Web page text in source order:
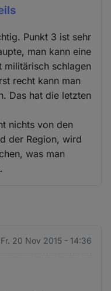
Punkt 3 ist sehr
man kann eine
militärisch schlagen
recht kann man
Das hat die letzten
nichts von den
der Region, wird
was man
Fr. 20 Nov 2015 - 14:36